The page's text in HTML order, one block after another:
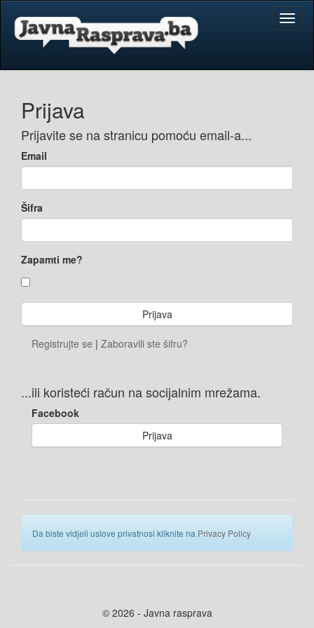
Prijava
Prijavite se na stranicu pomoću email-a...
Email
Šifra
Zapamti me?
Registrujte se | Zaboravili ste šifru?
...ili koristeći račun na socijalnim mrežama.
Facebook
Prijava
Da biste vidjeli uslove privatnosi kliknite na Privacy Policy
© 2026 - Javna rasprava